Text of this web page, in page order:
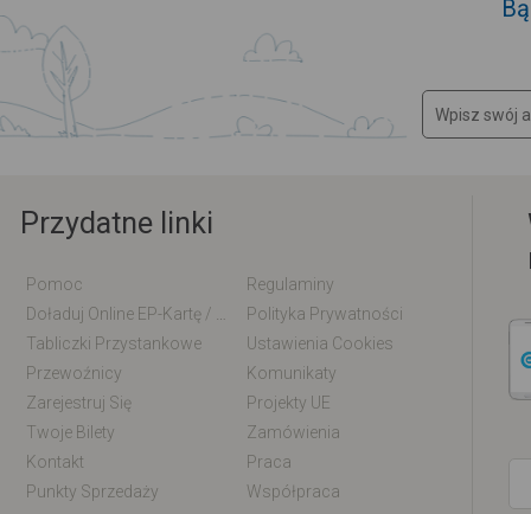
Przydatne linki
Pomoc
Regulaminy
Polityka Prywatności
Tabliczki Przystankowe
Ustawienia Cookies
Przewoźnicy
Komunikaty
Zarejestruj Się
Projekty UE
Twoje Bilety
Zamówienia
Kontakt
Praca
Punkty Sprzedaży
Współpraca